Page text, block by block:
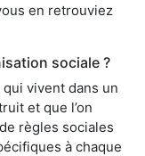
en retrouviez
sociale ?
vivent dans un
et que l’on
règles sociales
à chaque